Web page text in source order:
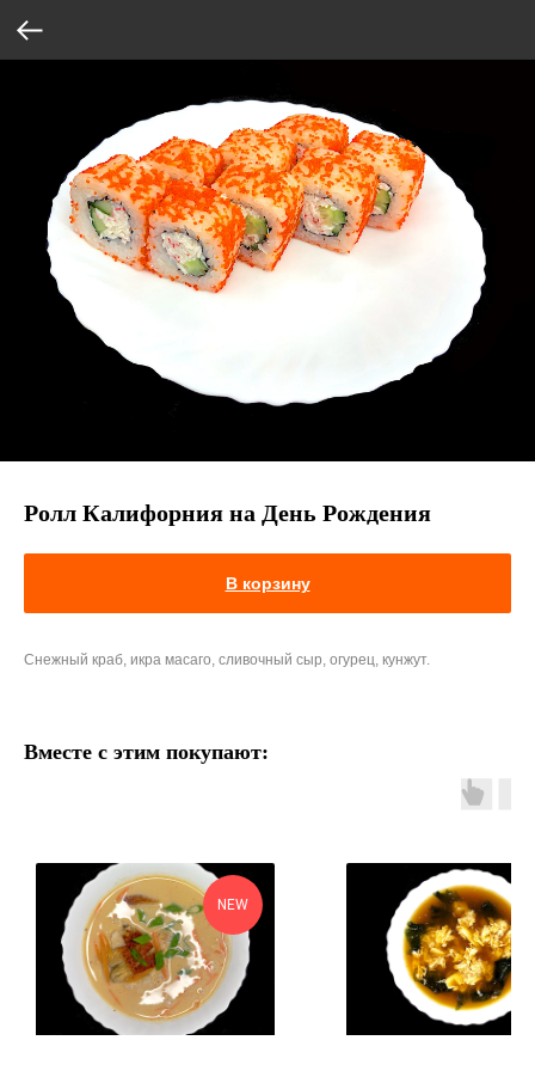
Ролл Калифорния на День Рождения
В корзину
Снежный краб, икра масаго, сливочный сыр, огурец, кунжут.
Вместе с этим покупают:
NEW